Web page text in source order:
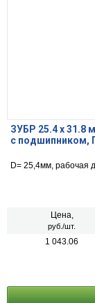
ЗУБР 25.4 x 31.8
с подшипником,
D= 25,4мм, рабочая
Цена,
руб./шт.
1 043.06